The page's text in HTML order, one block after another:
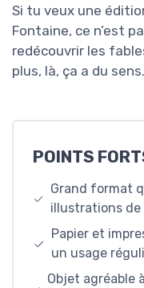
Si tu veux une
Fontaine, ce n’est
redécouvrir les
plus, là, ça a du sens.
POINTS
Grand format
illustrations de
Papier et
un usage
Objet agréable